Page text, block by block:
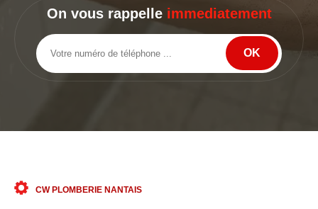
On vous rappelle immediatement
CW PLOMBERIE NANTAIS